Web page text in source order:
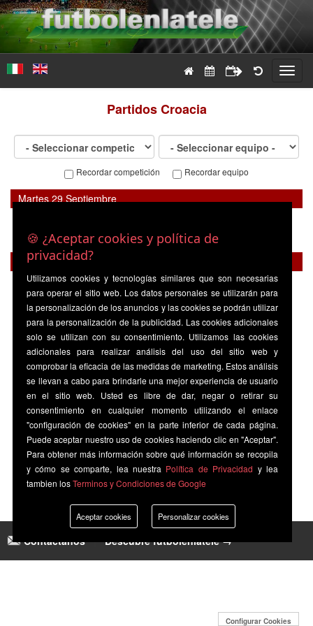
PartidosCroacia
Recordar competición Recordar equipo
Martes 29 Septiembre
España 20:45
Croacia
Martes 06 Octubre
Uefa Nations League-
Croacia 20:45 España
Contáctanos|Descubre futbolenlatele →
Configurar Cookies
🍪 ¿Aceptar cookies y política de
privacidad?
Utilizamos cookies y tecnologías similares que son necesarias
para operar el sitio web. Los datos personales se utilizarán para
la personalización de los anuncios y las cookies se podrán utilizar
para la personalización de la publicidad. Las cookies adicionales
solo se utilizan con su consentimiento. Utilizamos las cookies
adicionales para realizar análisis del uso del sitio web y
comprobar la eficacia de las medidas de marketing. Estos análisis
se llevan a cabo para brindarle una mejor experiencia de usuario
en el sitio web. Usted es libre de dar, negar o retirar su
consentimiento en cualquier momento utilizando el enlace
"configuración de cookies" en la parte inferior de cada página.
Puede aceptar nuestro uso de cookies haciendo clic en "Aceptar".
Para obtener más información sobre qué información se recopila
y cómo se comparte, lea nuestra Política de Privacidad y lea
tambien losTerminos y Condiciones de Google
Aceptar cookies Personalizar cookies